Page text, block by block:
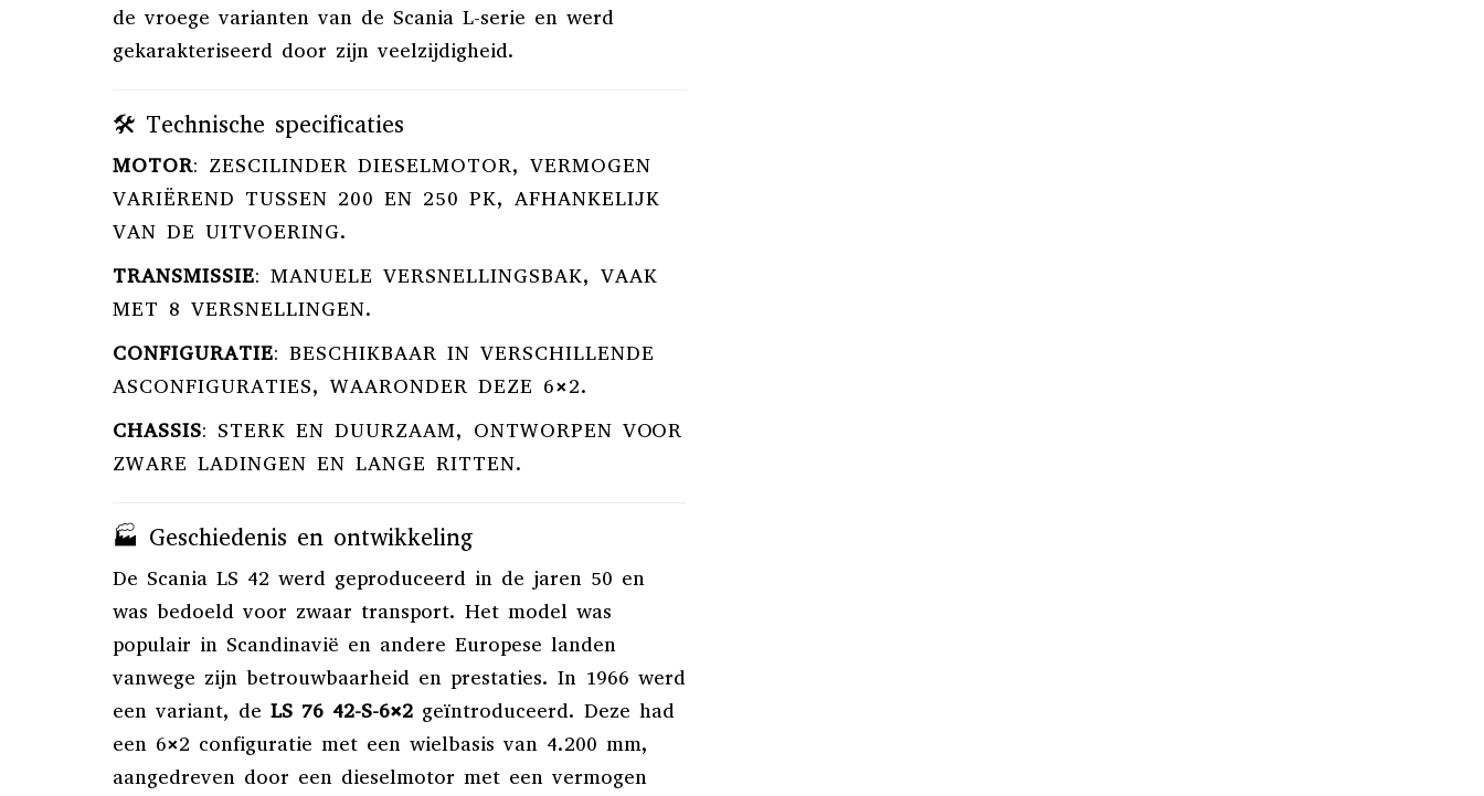
de vroege varianten van de Scania L-serie en werd
gekarakteriseerd door zijn veelzijdigheid.
🛠️ Technische specificaties
MOTOR: ZESCILINDER DIESELMOTOR, VERMOGEN
VARIËREND TUSSEN 200 EN 250 PK, AFHANKELIJK
VAN DE UITVOERING.
TRANSMISSIE: MANUELE VERSNELLINGSBAK, VAAK
MET 8 VERSNELLINGEN.
CONFIGURATIE: BESCHIKBAAR IN VERSCHILLENDE
ASCONFIGURATIES, WAARONDER DEZE 6×2.
CHASSIS: STERK EN DUURZAAM, ONTWORPEN VOOR
ZWARE LADINGEN EN LANGE RITTEN.
🏭 Geschiedenis en ontwikkeling
De Scania LS 42 werd geproduceerd in de jaren 50 en
was bedoeld voor zwaar transport. Het model was
populair in Scandinavië en andere Europese landen
vanwege zijn betrouwbaarheid en prestaties. In 1966 werd
een variant, de LS 76 42-S-6×2 geïntroduceerd. Deze had
een 6×2 configuratie met een wielbasis van 4.200 mm,
aangedreven door een dieselmotor met een vermogen